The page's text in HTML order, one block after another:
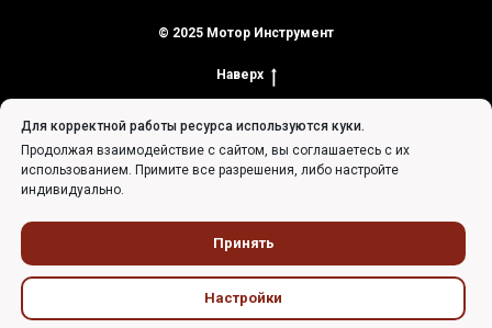
Главная Каталог Прайсы Доставка Контакты
© 2025 Мотор Инструмент
Наверх
Для корректной работы ресурса используются куки.
Продолжая взаимодействие с сайтом, вы соглашаетесь с их
использованием. Примите все разрешения, либо настройте
индивидуально.
Принять
Настройки